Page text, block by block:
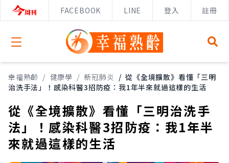
FACEBOOK LINE 登入 註冊
Open menu
幸福熟齡 / 健康學 / 新冠肺炎 / 從《全境擴散》看懂「三明
治洗手法」！感染科醫3招防疫：我1年半來就過這樣的生活
從《全境擴散》看懂「三明治洗手
法」！感染科醫3招防疫：我1年半
來就過這樣的生活